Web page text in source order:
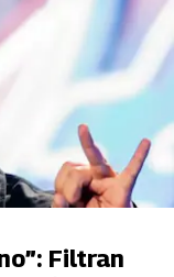
Filtran